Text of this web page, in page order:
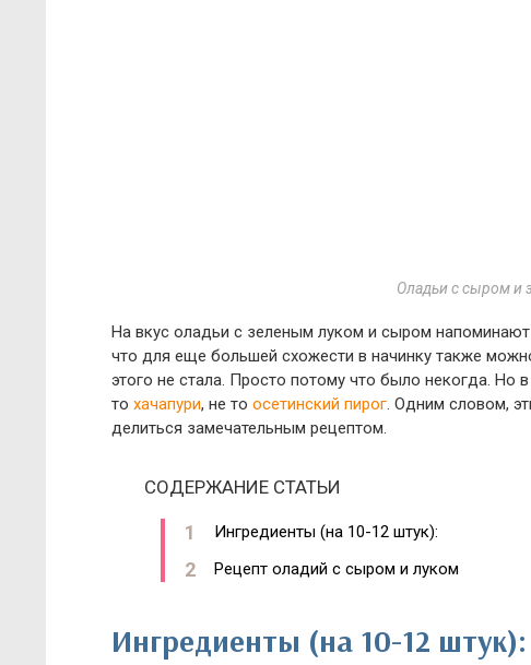
Оладьи с сыром и
На вкус оладьи с зеленым луком и сыром
что для еще большей схожести в начинку также
этого не стала. Просто потому что было некогда. Но
то хачапури, не то осетинский пирог. Одним словом,
делиться замечательным рецептом.
СОДЕРЖАНИЕ СТАТЬИ
Ингредиенты (на 10-12 штук):
Рецепт оладий с сыром и луком
Ингредиенты (на 10-12 штук):